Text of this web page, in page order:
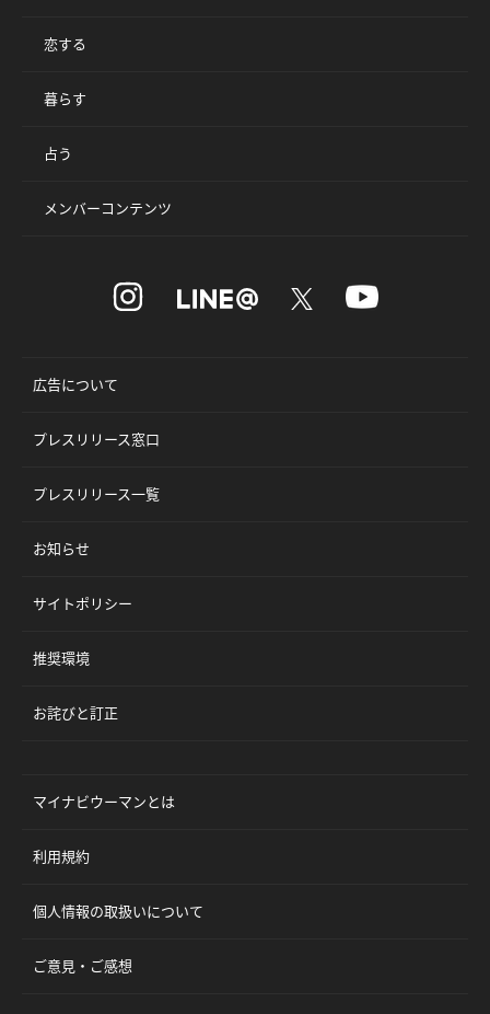
恋する
暮らす
占う
メンバーコンテンツ
広告について
プレスリリース窓口
プレスリリース一覧
お知らせ
サイトポリシー
推奨環境
お詫びと訂正
マイナビウーマンとは
利用規約
個人情報の取扱いについて
ご意見・ご感想